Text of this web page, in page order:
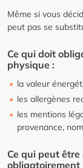
Même si vous
peut pas se
Ce qui doit
physique :
la valeur
les allergènes
les mentions
provenance,
Ce qui peut
obligatoirement